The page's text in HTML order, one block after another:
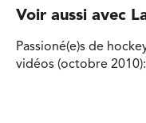
Voir aussi avec
Passioné(e)s de
vidéos (octobre 2010):